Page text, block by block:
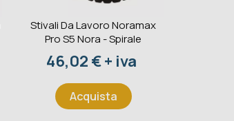
Stivali Da Lavoro Noramax
Pro S5 Nora - Spirale
Prezzo
46,02 € + iva
Acquista